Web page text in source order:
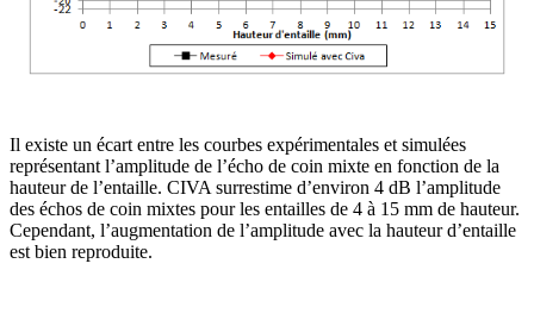
Il existe un écart entre les courbes expérimentales et simulées
représentant l’amplitude de l’écho de coin mixte en fonction de la
hauteur de l’entaille. CIVA surrestime d’environ 4 dB l’amplitude
des échos de coin mixtes pour les entailles de 4 à 15 mm de hauteur.
Cependant, l’augmentation de l’amplitude avec la hauteur d’entaille
est bien reproduite.